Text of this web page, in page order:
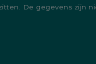
De gegevens zijn